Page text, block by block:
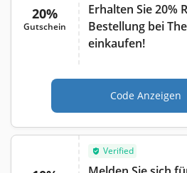
20%
Gutschein
Erhalten Sie 20%
Bestellung bei
einkaufen!
Code Anzeigen
Verified